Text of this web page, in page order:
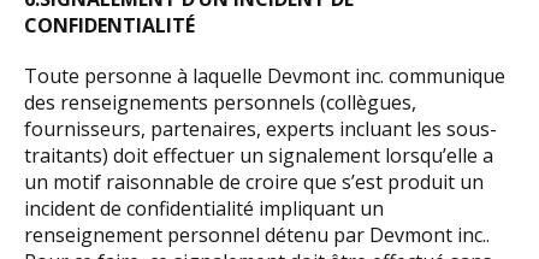
CONFIDENTIALITÉ
Toute personne à laquelle Devmont inc. communique
des renseignements personnels (collègues,
fournisseurs, partenaires, experts incluant les sous-
traitants) doit effectuer un signalement lorsqu’elle a
un motif raisonnable de croire que s’est produit un
incident de confidentialité impliquant un
renseignement personnel détenu par Devmont inc..